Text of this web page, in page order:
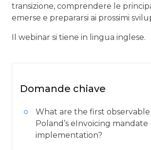
transizione, comprendere le
emerse e prepararsi ai prossimi
Il webinar si tiene in lingua inglese.
Domande chiave
What are the first
Poland’s eInvoicing mandate
implementation?